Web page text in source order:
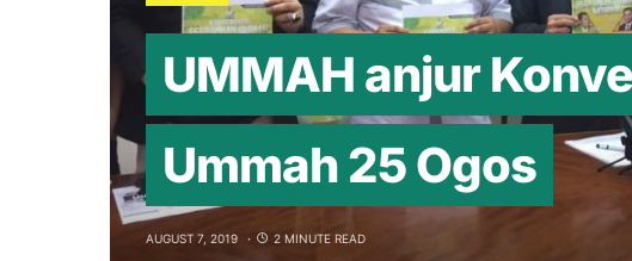
UMMAH anjur
Ummah 25 Ogos
AUGUST 7, 2019 2 MINUTE READ